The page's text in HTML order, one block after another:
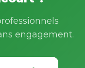
engagement.